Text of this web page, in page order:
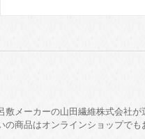
敷メーカーの山田繊維株式会社
の商品はオンラインショップで